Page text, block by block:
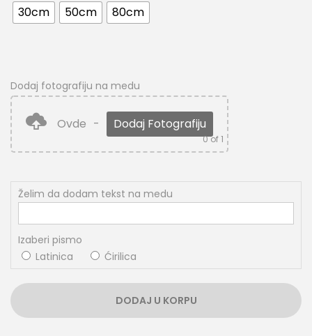
30cm 50cm 80cm
Dodaj fotografiju na medu
Ovde - Dodaj Fotografiju
0of 1
Želim da dodam tekst na medu
Izaberi pismo
Latinica
Ćirilica
DODAJ U KORPU